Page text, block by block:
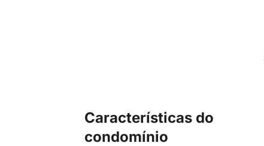
Características do
condomínio